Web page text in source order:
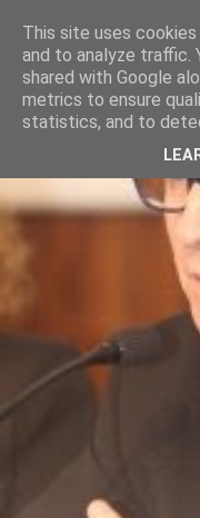
This site uses
and to analyze traffic.
shared with Google
metrics to ensure
statistics, and to